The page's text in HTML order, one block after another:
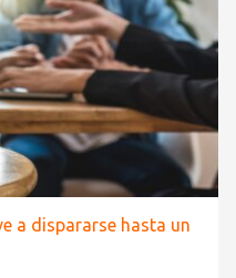
a dispararse hasta un